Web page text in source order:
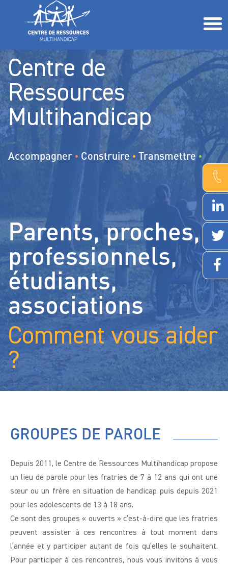
Centre de
Ressources
Multihandicap
Accompagner • Construire • Transmettre•
Parents, proches,
professionnels,
étudiants,
associations
Comment vous aider
?
GROUPES DE PAROLE
Depuis 2011, le Centre de Ressources Multihandicap propose
un lieu de parole pour les fratries de 7 à 12 ans qui ont une
sœur ou un frère en situation de handicap puis depuis 2021
pour les adolescents de 13 à 18 ans.
Ce sont des groupes « ouverts » c’est-à-dire que les fratries
peuvent assister à ces rencontres à tout moment dans
l’année et y participer autant de fois qu’elles le souhaitent.
Pour participer à ces rencontres, nous vous invitons à vous